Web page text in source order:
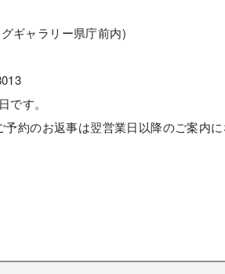
ギャラリー県庁前内)
です。
約のお返事は翌営業日以降のご案内